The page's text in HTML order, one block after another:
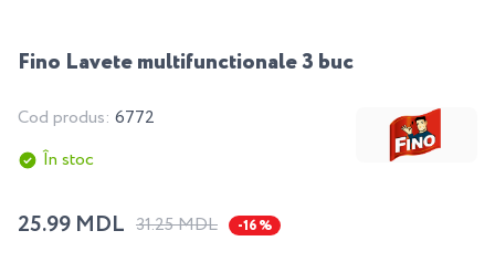
Fino Lavete multifunctionale 3 buc
Cod produs: 6772
În stoc
25.99 MDL 31.25 MDL -16 %